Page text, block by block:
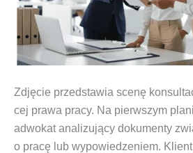
Zdję­cie przed­sta­wia sce­nę
cej pra­wa pra­cy. Na pierw­szym
adwo­kat ana­li­zu­ją­cy doku­men­ty
o pra­cę lub wypo­wie­dze­niem.